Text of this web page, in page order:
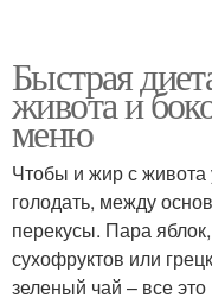
плоского живота
Плоские
Быстрая
живота и
меню
Чтобы и жир с
голодать, между
перекусы. Пара
сухофруктов или
зеленый чай – все